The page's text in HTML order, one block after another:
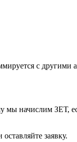
с другими
начислим ЗЕТ,
заявку.